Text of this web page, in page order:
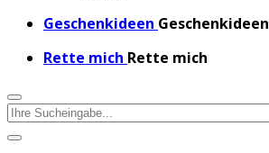
Geschenkideen Geschenkideen
Rette mich Rette mich